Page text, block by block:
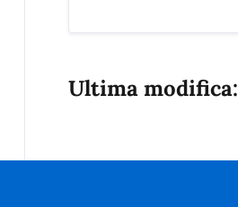
Ultima modifica: